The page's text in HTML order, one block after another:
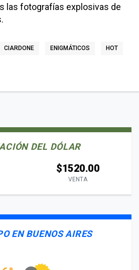
las fotografías explosivas de
CIARDONE ENIGMÁTICOS HOT
DEL DÓLAR
$1520.00
VENTA
EN BUENOS AIRES